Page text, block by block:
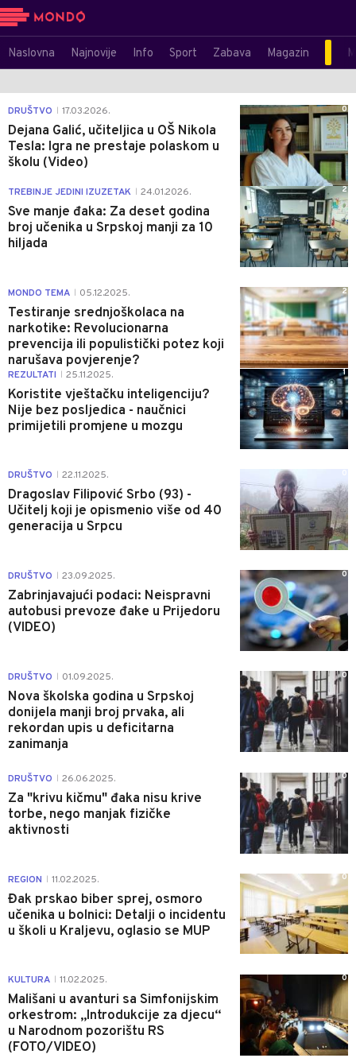
Naslovna Najnovije Info Sport Zabava Magazin
DRUŠTVO 17.03.2026.
Dejana Galić, učiteljica u OŠ Nikola
Tesla: Igra ne prestaje polaskom u
školu (Video)
0
TREBINJE JEDINI IZUZETAK 24.01.2026.
Sve manje đaka: Za deset godina
broj učenika u Srpskoj manji za 10
hiljada
2
MONDO TEMA 05.12.2025.
Testiranje srednjoškolaca na
narkotike: Revolucionarna
prevencija ili populistički potez koji
narušava povjerenje?
2
REZULTATI 25.11.2025.
Koristite vještačku inteligenciju?
Nije bez posljedica - naučnici
primijetili promjene u mozgu
1
DRUŠTVO 22.11.2025.
Dragoslav Filipović Srbo (93) -
Učitelj koji je opismenio više od 40
generacija u Srpcu
0
DRUŠTVO 23.09.2025.
Zabrinjavajući podaci: Neispravni
autobusi prevoze đake u Prijedoru
(VIDEO)
0
DRUŠTVO 01.09.2025.
Nova školska godina u Srpskoj
donijela manji broj prvaka, ali
rekordan upis u deficitarna
zanimanja
0
DRUŠTVO 26.06.2025.
Za "krivu kičmu" đaka nisu krive
torbe, nego manjak fizičke
aktivnosti
0
REGION 11.02.2025.
Đak prskao biber sprej, osmoro
učenika u bolnici: Detalji o incidentu
u školi u Kraljevu, oglasio se MUP
0
KULTURA 11.02.2025.
Mališani u avanturi sa Simfonijskim
orkestrom: „Introdukcije za djecu“
u Narodnom pozorištu RS
(FOTO/VIDEO)
0